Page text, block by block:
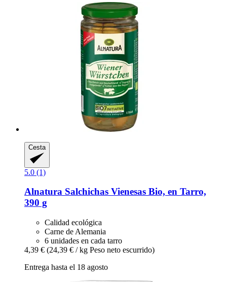
Cesta
5.0 (1)
Alnatura Salchichas Vienesas Bio, en Tarro,
390 g
Calidad ecológica
Carne de Alemania
6 unidades en cada tarro
4,39 € (24,39 € / kg Peso neto escurrido)
Entrega hasta el 18 agosto